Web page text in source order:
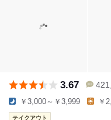
3.67 421
￥3,000～￥3,999 ￥
テイクアウト